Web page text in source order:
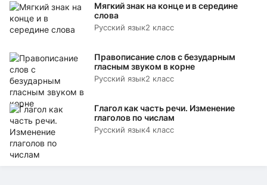
Мягкий знак на конце и в середине
слова
Русский язык2 класс
Правописание слов с безударным
гласным звуком в корне
Русский язык2 класс
Глагол как часть речи. Изменение
глаголов по числам
Русский язык4 класс